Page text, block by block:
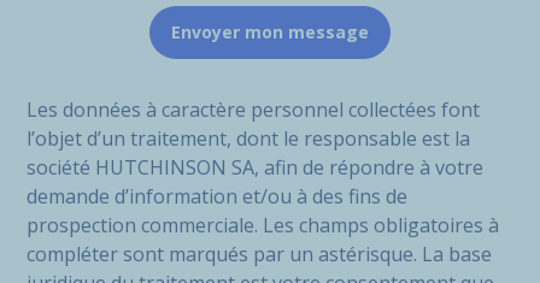
Les données à caractère personnel collectées font
l’objet d’un traitement, dont le responsable est la
société HUTCHINSON SA, afin de répondre à votre
demande d’information et/ou à des fins de
prospection commerciale. Les champs obligatoires à
compléter sont marqués par un astérisque. La base